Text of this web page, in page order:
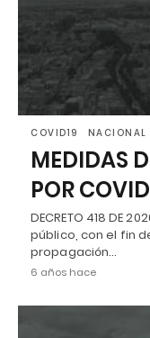
COVID19 NACIONAL
MEDIDAS
POR
DECRETO 418 DE
público, con el fin
propagación…
6 años hace